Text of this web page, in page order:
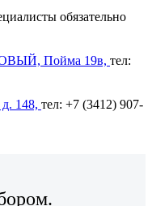
обязательно
Пойма 19в, тел:
148, тел: +7 (3412) 907-